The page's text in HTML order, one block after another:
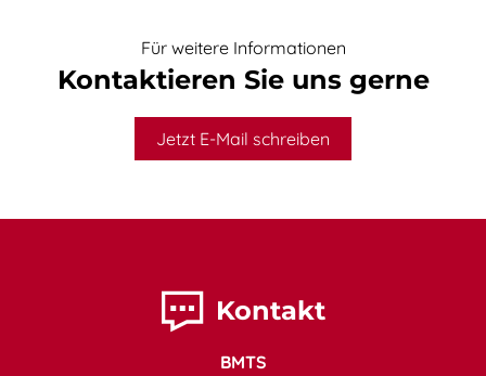
Für weitere Informationen
Kontaktieren Sie uns gerne
Jetzt E-Mail schreiben
Kontakt
BMTS